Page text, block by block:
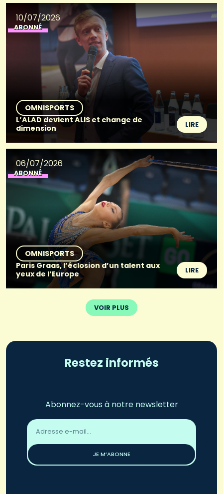
10/07/2026
ABONNÉ
OMNISPORTS
L’ALAD devient ALIS et change de
dimension
LIRE
06/07/2026
ABONNÉ
OMNISPORTS
Paris Graas, l’éclosion d’un talent aux
yeux de l’Europe
LIRE
VOIR PLUS
Restez informés
Abonnez-vous à notre newsletter
Adresse
email
JE M’ABONNE